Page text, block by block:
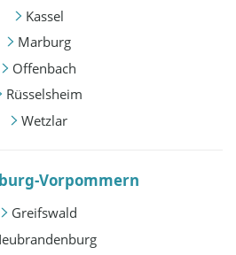
Kassel
Marburg
Offenbach
Rüsselsheim
Wetzlar
Vorpommern
Greifswald